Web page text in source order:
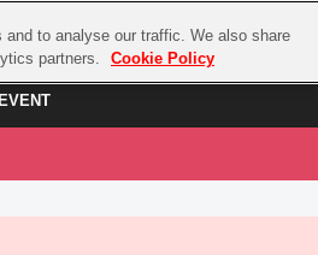
EVENT
to analyse our traffic. We also share
partners.
Cookie Policy